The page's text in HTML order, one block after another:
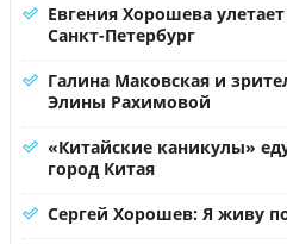
Евгения Хорошева
Санкт-Петербург
Галина Маковская и
Элины Рахимовой
«Китайские каникулы»
город Китая
Сергей Хорошев: Я живу